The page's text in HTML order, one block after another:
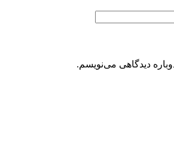
دیدگاهی می‌نویسم.